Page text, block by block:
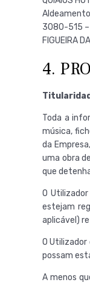
3080-515 –
FIGUEIRA
4.
Toda a
música,
da
uma obra
que
O
estejam
aplicável)
O
possam
A menos